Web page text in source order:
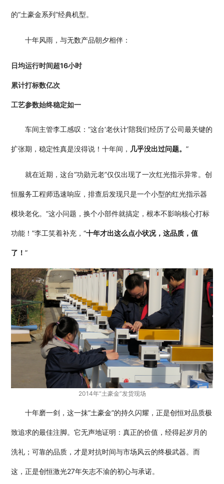
的“土豪金系列”经典机型。
十年风雨，与无数产品朝夕相伴：
日均运行时间超16小时
累计打标数亿次
工艺参数始终稳定如一
车间主管李工感叹：“这台‘老伙计’陪我们经历了公司最关键的
扩张期，稳定性真是没得说！十年间， 几乎没出过问题。”
就在近期，这台“功勋元老”仅仅出现了一次红光指示异常。创
恒服务工程师迅速响应，排查后发现只是一个小型的红光指示器
模块老化。“这小问题，换个小部件就搞定，根本不影响核心打标
功能！”李工笑着补充，“十年才出这么点小状况，这品质，值
了！”
2014年“土豪金”发货现场
十年磨一剑，这一抹“土豪金”的持久闪耀，正是创恒对品质极
致追求的最佳注脚。它无声地证明：真正的价值，经得起岁月的
洗礼；可靠的品质，才是对抗时间与市场风云的终极武器。而
这，正是创恒激光27年矢志不渝的初心与承诺。